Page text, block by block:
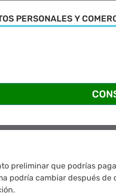
PERSONALES Y
preliminar que podrías
podría cambiar después